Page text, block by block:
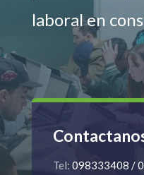
laboral en
Tel: 098333408 /